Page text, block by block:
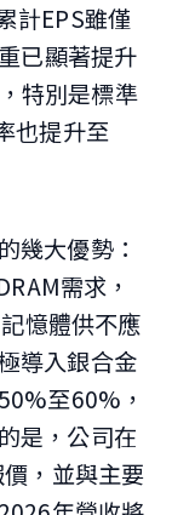
計EPS雖僅
已顯著提升
特別是標準
也提升至
幾大優勢：
需求，
憶體供不應
導入銀合金
至60%，
是，公司在
，並與主要